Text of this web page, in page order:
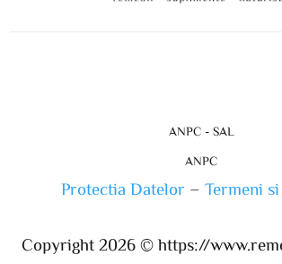
ANPC - SAL
ANPC
Protectia Datelor – Termeni
Copyright 2026 ©https://